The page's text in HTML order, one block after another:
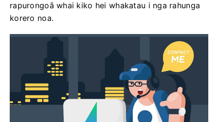
rapurongoā whai kiko hei whakatau i nga rahunga
korero noa.